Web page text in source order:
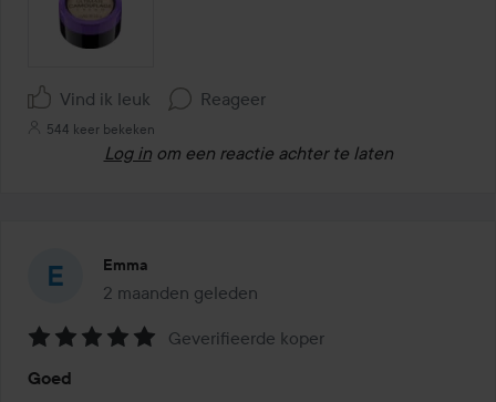
Vind ik leuk Reageer
544 keer bekeken
Log in om een reactie achter te laten
Emma
2 maanden geleden
Het bericht is gemaakt 2 maanden geleden
5
Geverifieerde koper
Goed